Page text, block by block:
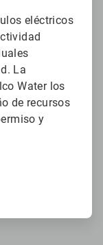
eléctricos
La
Water los
de recursos
y